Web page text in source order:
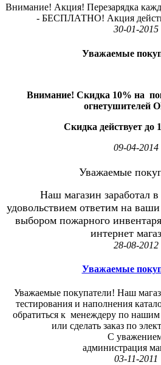
Внимание! Акция! Перезарядка
- БЕСПЛАТНО! Акция
30-01-2015
Уважаемые
Внимание! Скидка 10% на
огнетушителей
Скидка действует до
09-04-2014
Уважаемые
Наш магазин заработал
удовольствием ответим на
выбором пожарного
интернет
28-08-2012
Уважаемые
Уважаемые покупатели! Наш
тестирования и наполнения
обратиться к менеждеру по
или сделать заказ по
С
администрация
03-11-2011